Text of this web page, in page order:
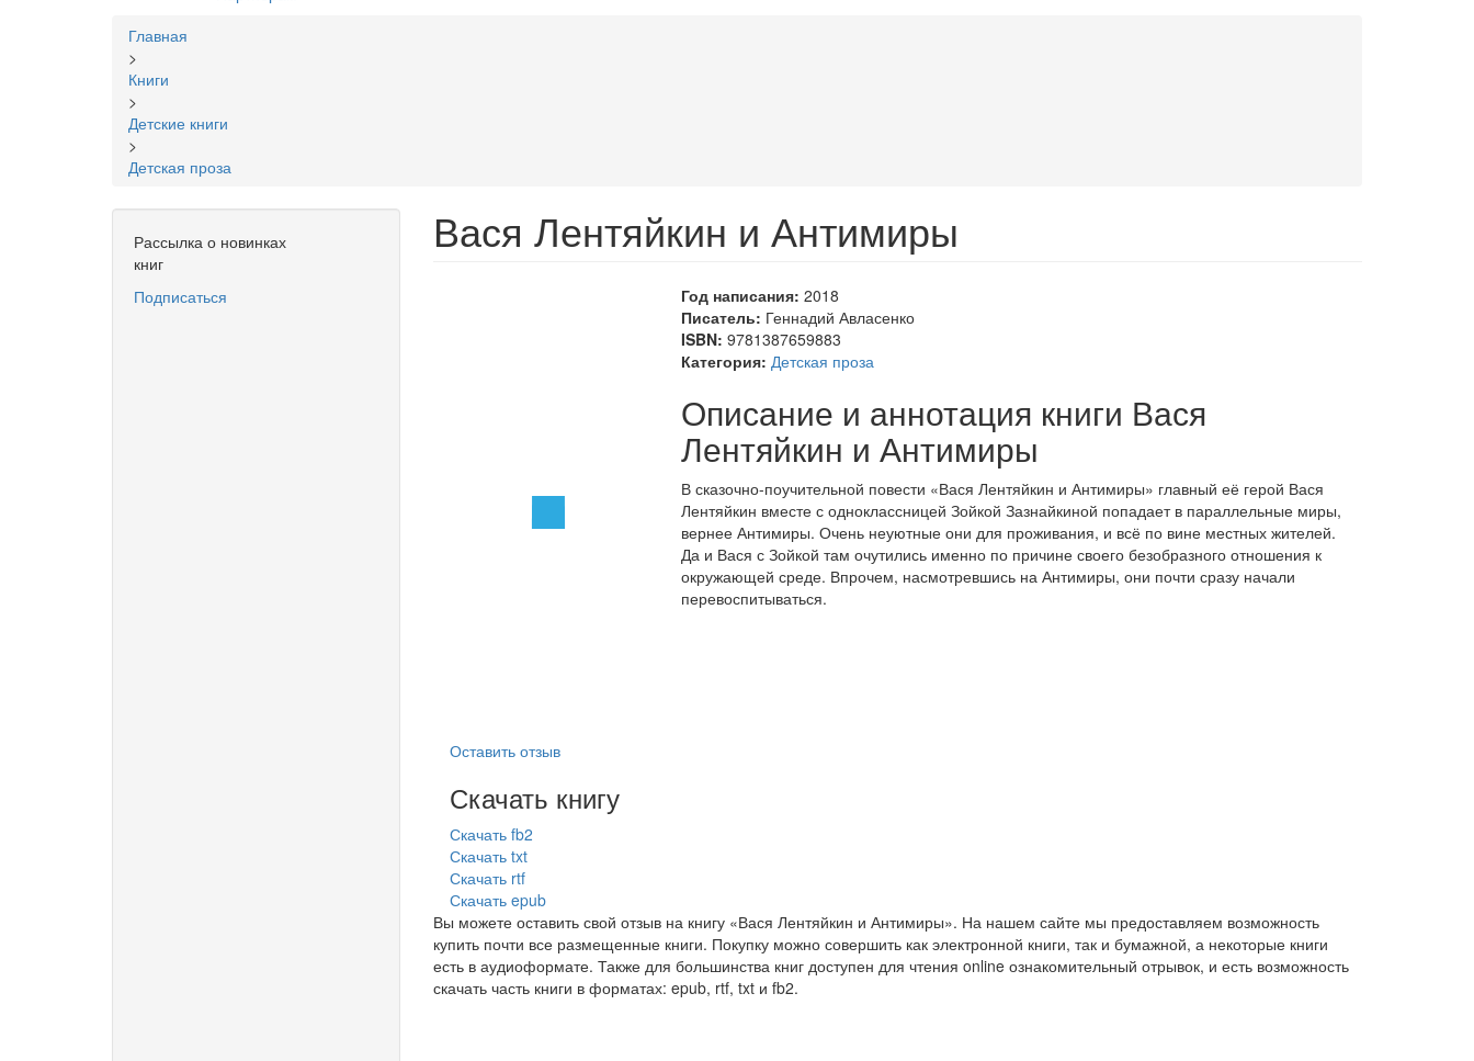
Вы
здесь
Главная
>
Книги
>
Детские книги
>
Детская проза
Рассылка о новинках
книг
Подписаться
Вася Лентяйкин и Антимиры
Оставить отзыв
Скачать книгу
Скачать fb2
Скачать txt
Скачать rtf
Скачать epub
Год написания:2018
Писатель: Геннадий Авласенко
ISBN:9781387659883
Категория:Детская проза
Описание и аннотация книги Вася
Лентяйкин и Антимиры
В сказочно-поучительной повести «Вася Лентяйкин и Антимиры» главный её герой Вася
Лентяйкин вместе с одноклассницей Зойкой Зазнайкиной попадает в параллельные миры,
вернее Антимиры. Очень неуютные они для проживания, и всё по вине местных жителей.
Да и Вася с Зойкой там очутились именно по причине своего безобразного отношения к
окружающей среде. Впрочем, насмотревшись на Антимиры, они почти сразу начали
перевоспитываться.
Вы можете оставить свой отзыв на книгу «Вася Лентяйкин и Антимиры». На нашем сайте мы предоставляем возможность
купить почти все размещенные книги. Покупку можно совершить как электронной книги, так и бумажной, а некоторые книги
есть в аудиоформате. Также для большинства книг доступен для чтения online ознакомительный отрывок, и есть возможность
скачать часть книги в форматах: epub, rtf, txt и fb2.